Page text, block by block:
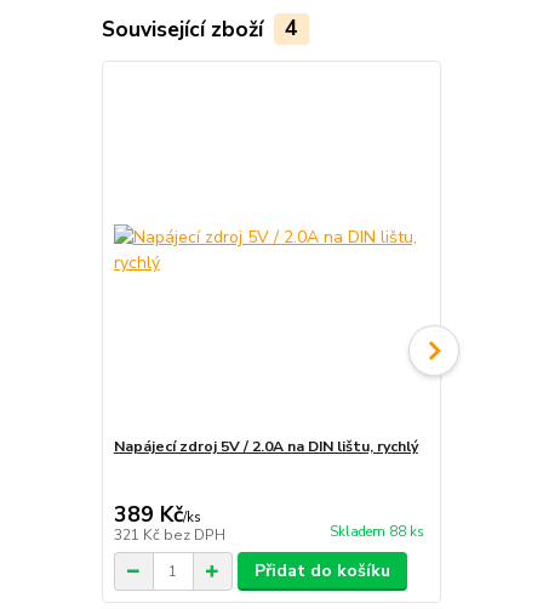
Související zboží 4
Napájecí zdroj 5V / 2.0A na DIN lištu, rychlý
389 Kč/ks
321 Kč bez DPH Skladem 88 ks
Přidat do košíku